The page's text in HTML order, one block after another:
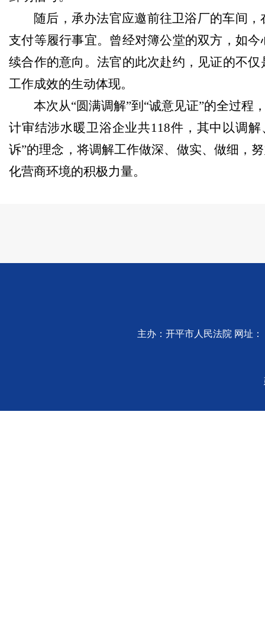
随后，承办法官应邀前往卫浴厂的车间
支付等履行事宜。曾经对簿公堂的双方，如
续合作的意向。法官的此次赴约，见证的不
工作成效的生动体现。
本次从“圆满调解”到“诚意见证”的全过程
计审结涉水暖卫浴企业共118件，其中以调
诉”的理念，将调解工作做深、做实、做细，
化营商环境的积极力量。
主办：开平市人民法院 网址：